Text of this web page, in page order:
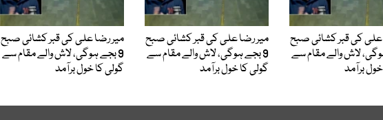
علی کی قبر کشائی صبح
لاش والے مقام سے
برآمد
میر رضا علی کی قبر کشائی صبح
9 بجے ہوگی، لاش والے مقام سے
گولی کا خول برآمد
میر رضا علی کی قبر کشائی صبح
9 بجے ہوگی، لاش والے مقام سے
گولی کا خول برآمد